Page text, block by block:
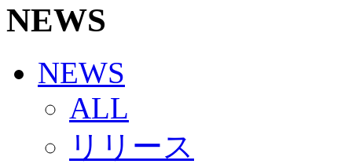
Jリーグ運営管理規定
写真・動画使用ガイドライン
SCHEDULE
2026/27
練習見学時のファンサービスについて
TICKET
奈良クラブ明治安田J3リーグ2026/27シーズン試
奈良クラブ明治安田Ｊ3リーグ 2026/27シーズン「
観戦ルール＆マナー
NEWS
NEWS
ALL
リリース